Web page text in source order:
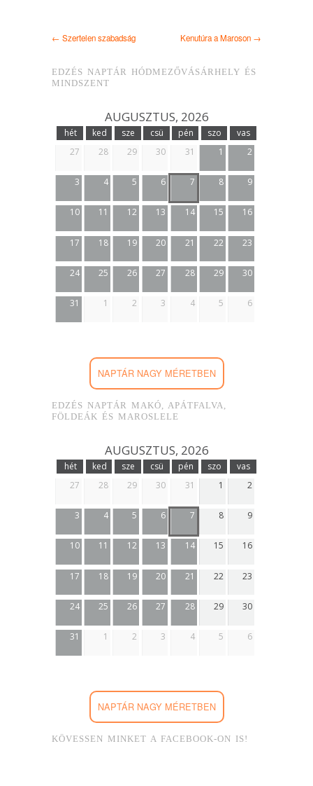
← Szertelen szabadság Kenutúra a Maroson →
EDZÉS NAPTÁR HÓDMEZŐVÁSÁRHELY ÉS
MINDSZENT
AUGUSZTUS, 2026
hét ked sze csü pén szo
vas
27
28 29 30 31 1 2
3 4 5 6 7 8 9
10 11 12 13 14 15 16
17 18 19 20 21 22 23
24 25 26 27 28 29 30
31 1 2 3 4 5 6
NAPTÁR NAGY MÉRETBEN
EDZÉS NAPTÁR MAKÓ, APÁTFALVA,
FÖLDEÁK ÉS MAROSLELE
AUGUSZTUS, 2026
hét ked sze csü pén szo
vas
27
28 29 30 31 1 2
3 4 5 6 7 8 9
10 11 12 13 14 15 16
17 18 19 20 21 22 23
24 25 26 27 28 29 30
31 1 2 3 4 5 6
NAPTÁR NAGY MÉRETBEN
KÖVESSEN MINKET A FACEBOOK-ON IS!